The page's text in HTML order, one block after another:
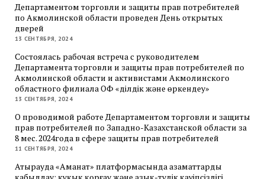
Департаментом торговли и защиты прав потребителей
по Акмолинской области проведен День открытых
дверей
13 СЕНТЯБРЯ, 2024
Состоялась рабочая встреча с руководителем
Департамента торговли и защиты прав потребителей по
Акмолинской области и активистами Акмолинского
областного филиала ОФ «Әділдік және өркендеу»
13 СЕНТЯБРЯ, 2024
О проводимой работе Департаментом торговли и защиты
прав потребителей по Западно-Казахстанской области за
8 мес. 2024года в сфере защиты прав потребителей
11 СЕНТЯБРЯ, 2024
Атырауда «Аманат» платформасында азаматтарды